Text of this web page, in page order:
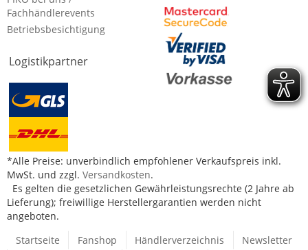
Fachhändlerevents
Betriebsbesichtigung
Logistikpartner
*Alle Preise: unverbindlich empfohlener Verkaufspreis inkl.
MwSt. und zzgl. Versandkosten.
Es gelten die gesetzlichen Gewährleistungsrechte (2 Jahre ab
Lieferung); freiwillige Herstellergarantien werden nicht
angeboten.
Startseite
Fanshop Händlerverzeichnis Newsletter